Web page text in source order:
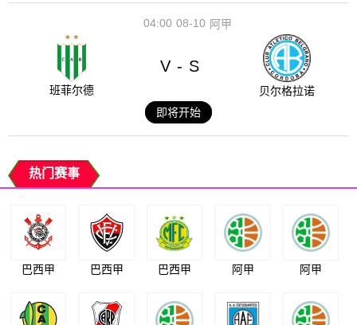
08-10
04:00 阿甲
班菲尔德
V - S
贝尔格拉诺
即将开始
热门赛事
巴西甲 巴西甲 巴西甲 阿甲 阿甲